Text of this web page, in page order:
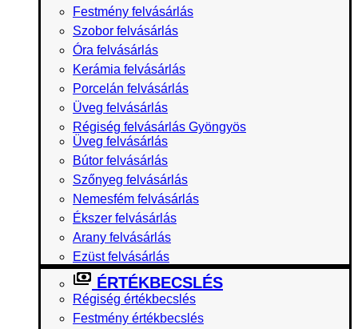
Festmény felvásárlás
Szobor felvásárlás
Óra felvásárlás
Kerámia felvásárlás
Porcelán felvásárlás
Üveg felvásárlás
Régiség felvásárlás Gyöngyös
Üveg felvásárlás
Bútor felvásárlás
Szőnyeg felvásárlás
Nemesfém felvásárlás
Ékszer felvásárlás
Arany felvásárlás
Ezüst felvásárlás
ÉRTÉKBECSLÉS
Régiség értékbecslés
Festmény értékbecslés